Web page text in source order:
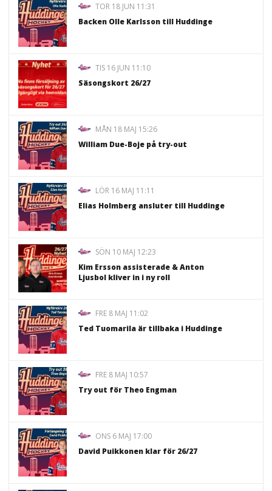
TOR 18 JUN 11:31
Backen Olle Karlsson till Huddinge
TIS 16 JUN 11:10
Säsongskort 26/27
MÅN 18 MAJ 15:26
William Due-Boje på try-out
LÖR 16 MAJ 11:11
Elias Holmberg ansluter till Huddinge
SÖN 10 MAJ 12:23
Kim Ersson assisterade & Anton
Ljusbol kliver in i ny roll
FRE 8 MAJ 11:02
Ted Tuomarila är tillbaka i Huddinge
FRE 8 MAJ 10:57
Try out för Theo Engman
ONS 6 MAJ 17:00
David Puikkonen klar för 26/27